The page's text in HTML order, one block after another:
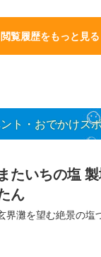
閲覧履歴をもっと見る
ト・おでかけス
たいちの塩
ん
界灘を望む絶景の塩